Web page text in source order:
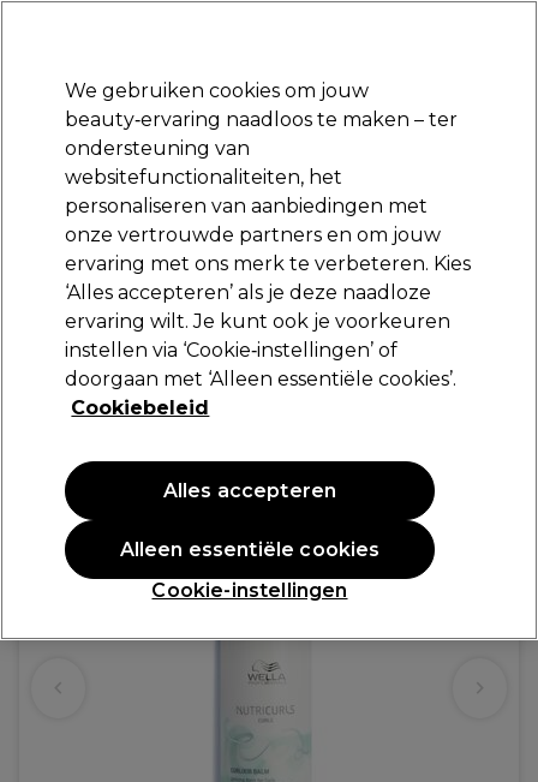
Aanmelden
Merken Deals Haar Elektra
Volgende dag geleverd*
Na verzending, maandag t/m vrijdag
Wella Professionals
Wella Professionals NutriCurls Curlixir 150ml
23,25 €
We gebruiken cookies om jouw
beauty‑ervaring naadloos te maken – ter
ondersteuning van
websitefunctionaliteiten, het
personaliseren van aanbiedingen met
onze vertrouwde partners en om jouw
ervaring met ons merk te verbeteren. Kies
‘Alles accepteren’ als je deze naadloze
ervaring wilt. Je kunt ook je voorkeuren
instellen via ‘Cookie‑instellingen’ of
doorgaan met ‘Alleen essentiële cookies’.
Cookiebeleid
Cookie-instellingen
Alleen essentiële cookies
Alles accepteren